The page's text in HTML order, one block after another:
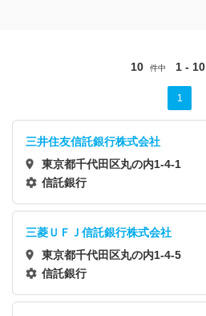
10 件中 1 - 10
1
三井住友信託銀行株式会社
東京都千代田区丸の内1-4-1
信託銀行
三菱ＵＦＪ信託銀行株式会社
東京都千代田区丸の内1-4-5
信託銀行